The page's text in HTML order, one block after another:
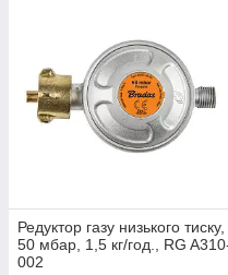
Редуктор газу низького тиску,
50 мбар, 1,5 кг/год., RG
002